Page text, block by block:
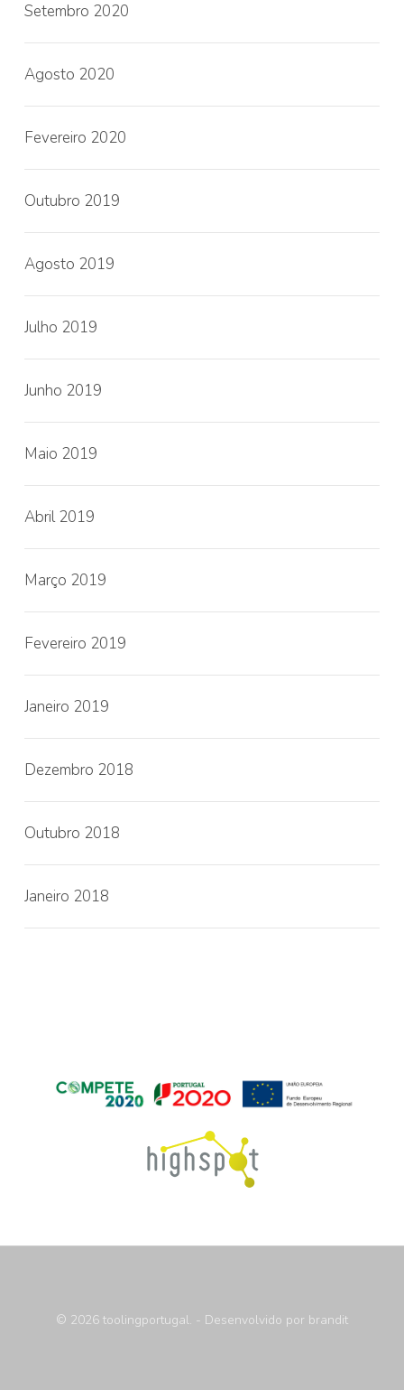
Setembro 2020
Agosto 2020
Fevereiro 2020
Outubro 2019
Agosto 2019
Julho 2019
Junho 2019
Maio 2019
Abril 2019
Março 2019
Fevereiro 2019
Janeiro 2019
Dezembro 2018
Outubro 2018
Janeiro 2018
© 2026 toolingportugal. - Desenvolvido por brandit